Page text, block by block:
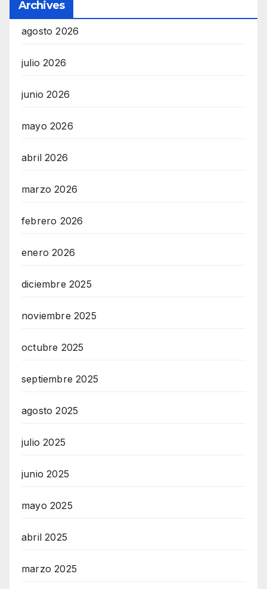
Archives
agosto 2026
julio 2026
junio 2026
mayo 2026
abril 2026
marzo 2026
febrero 2026
enero 2026
diciembre 2025
noviembre 2025
octubre 2025
septiembre 2025
agosto 2025
julio 2025
junio 2025
mayo 2025
abril 2025
marzo 2025